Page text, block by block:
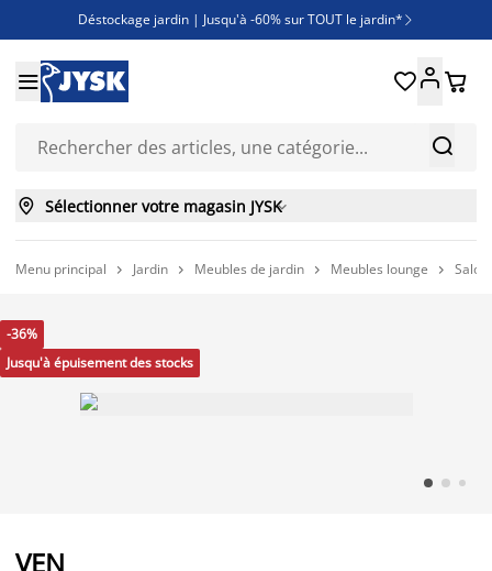
Déstockage jardin | Jusqu'à -60% sur TOUT le jardin* 
Jusqu'à -50% sur une sélection literie
Découvrez les nouveautés de la collection


 
 Sélectionner votre magasin JYSK
Menu principal  Jardin  Meubles de jardin  Meubles lounge 
-36%
Jusqu'à épuisement des stocks
VEN